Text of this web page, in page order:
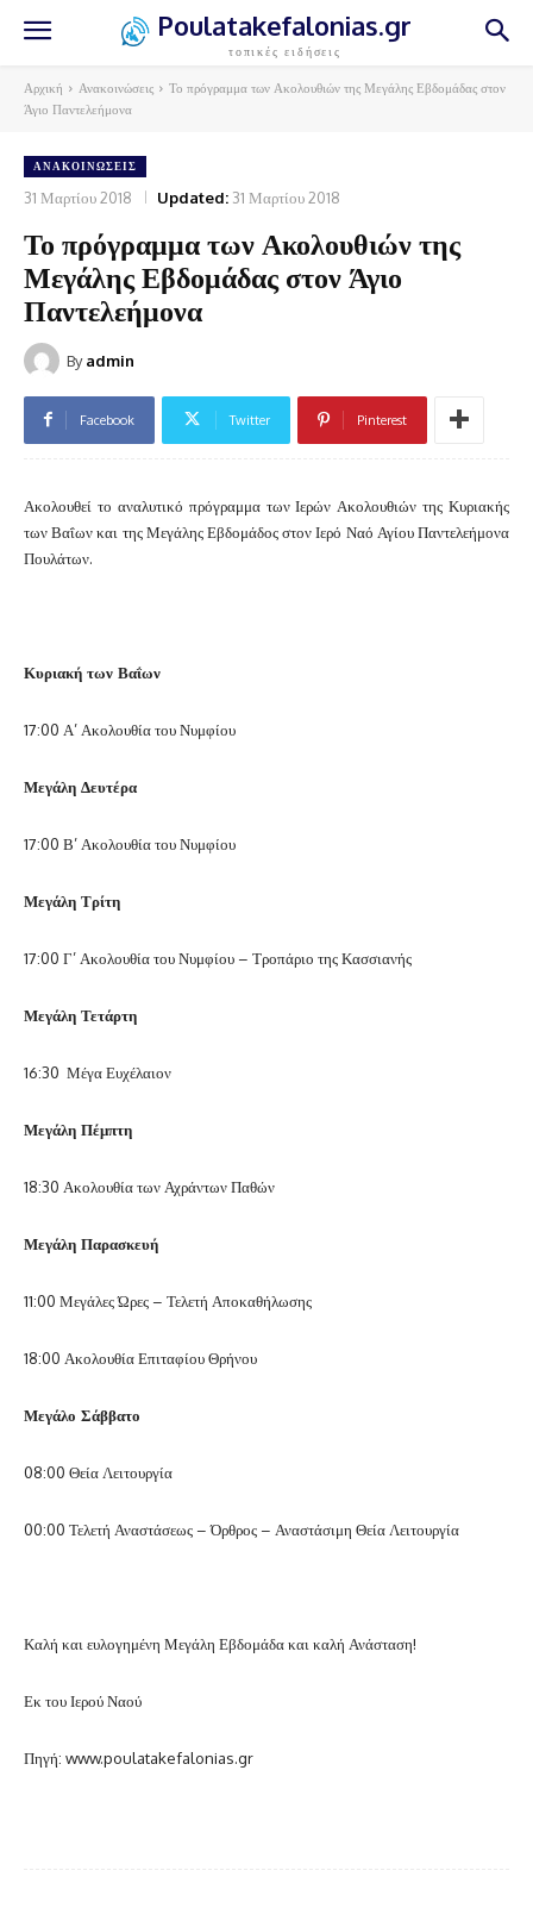
Poulatakefalonias.gr
τοπικές ειδήσεις
Αρχική Ανακοινώσεις
Το πρόγραμμα των Ακολουθιών της Μεγάλης Εβδομάδας στον
Άγιο Παντελεήμονα
ΑΝΑΚΟΙΝΏΣΕΙΣ
31 Μαρτίου 2018 Updated: 31 Μαρτίου 2018
Το πρόγραμμα των Ακολουθιών της
Μεγάλης Εβδομάδας στον Άγιο
Παντελεήμονα
By admin
Facebook Twitter Pinterest
Ακολουθεί το αναλυτικό πρόγραμμα των Ιερών Ακολουθιών της Κυριακής
των Βαΐων και της Μεγάλης Εβδομάδος στον Ιερό Ναό Αγίου Παντελεήμονα
Πουλάτων.
Κυριακή των Βαΐων
17:00 Α’ Ακολουθία του Νυμφίου
Μεγάλη Δευτέρα
17:00 Β’ Ακολουθία του Νυμφίου
Μεγάλη Τρίτη
17:00 Γ’ Ακολουθία του Νυμφίου – Τροπάριο της Κασσιανής
Μεγάλη Τετάρτη
16:30 Μέγα Ευχέλαιον
Μεγάλη Πέμπτη
18:30 Ακολουθία των Αχράντων Παθών
Μεγάλη Παρασκευή
11:00 Μεγάλες Ώρες – Τελετή Αποκαθήλωσης
18:00 Ακολουθία Επιταφίου Θρήνου
Μεγάλο Σάββατο
08:00 Θεία Λειτουργία
00:00 Τελετή Αναστάσεως – Όρθρος – Αναστάσιμη Θεία Λειτουργία
Καλή και ευλογημένη Μεγάλη Εβδομάδα και καλή Ανάσταση!
Εκ του Ιερού Ναού
Πηγή: www.poulatakefalonias.gr